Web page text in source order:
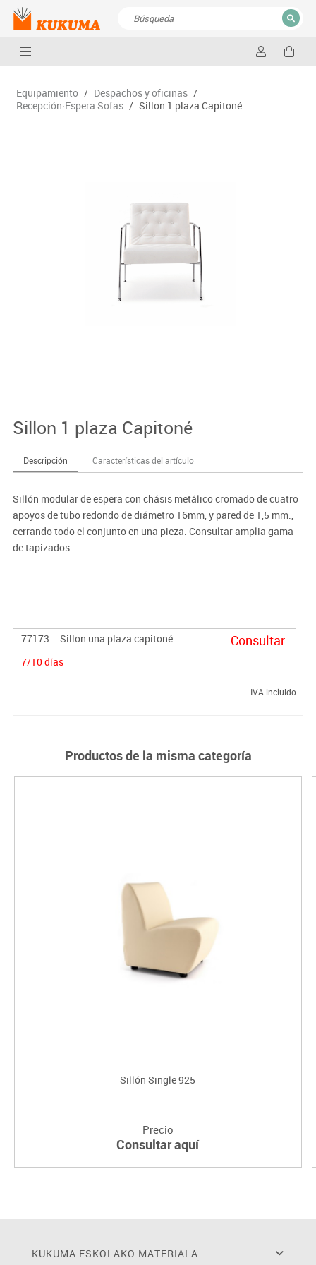
CERRAR
Equipamiento / Despachos y oficinas /
Recepción·Espera Sofas / Sillon 1 plaza Capitoné
Sillon 1 plaza Capitoné
Descripción Características del artículo
Sillón modular de espera con chásis metálico cromado de cuatro
apoyos de tubo redondo de diámetro 16mm, y pared de 1,5 mm.,
cerrando todo el conjunto en una pieza. Consultar amplia gama
de tapizados.
77173
Sillon una plaza capitoné
7/10 días
Consultar
IVA incluido
Productos de la misma categoría
Sillón Single 925
Precio
Consultar aquí
KUKUMA ESKOLAKO MATERIALA